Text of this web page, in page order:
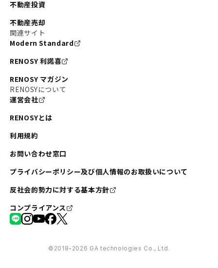
不動産投資
不動産売却
関連サイト
Modern Standard
RENOSY 利諾喜
RENOSY マガジン
RENOSYについて
運営会社
RENOSYとは
利用規約
お問い合わせ窓口
プライバシーポリシー及び個人情報のお取扱いについて
反社会的勢力に対する基本方針
コンプライアンス
©︎2018-2026 GA technologies Co., Ltd.